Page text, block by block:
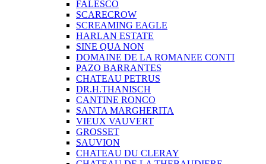
FALESCO
SCARECROW
SCREAMING EAGLE
HARLAN ESTATE
SINE QUA NON
DOMAINE DE LA ROMANEE CONTI
PAZO BARRANTES
CHATEAU PETRUS
DR.H.THANISCH
CANTINE RONCO
SANTA MARGHERITA
VIEUX VAUVERT
GROSSET
SAUVION
CHATEAU DU CLERAY